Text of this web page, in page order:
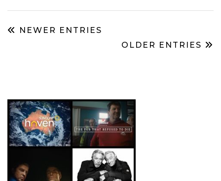
NEWER ENTRIES
OLDER ENTRIES